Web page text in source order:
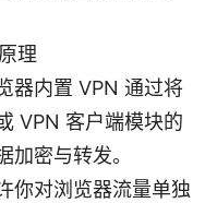
理
器内置 VPN 通过将
VPN 客户端模块的
加密与转发。
你对浏览器流量单独